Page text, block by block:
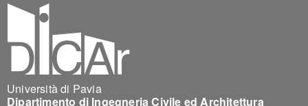
Università di Pavia
Dipartimento di Ingegneria Civile ed Architettura